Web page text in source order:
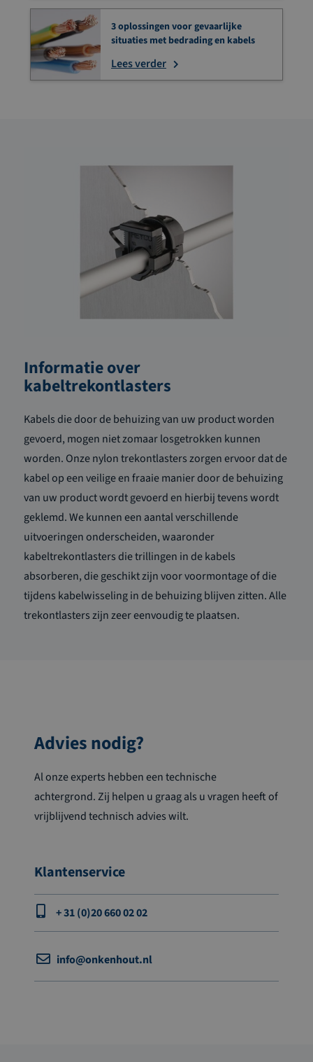
3 oplossingen voor gevaarlijke
situaties met bedrading en kabels
Lees verder
Informatie over
kabeltrekontlasters
Kabels die door de behuizing van uw product worden
gevoerd, mogen niet zomaar losgetrokken kunnen
worden. Onze nylon trekontlasters zorgen ervoor dat de
kabel op een veilige en fraaie manier door de behuizing
van uw product wordt gevoerd en hierbij tevens wordt
geklemd. We kunnen een aantal verschillende
uitvoeringen onderscheiden, waaronder
kabeltrekontlasters die trillingen in de kabels
absorberen, die geschikt zijn voor voormontage of die
tijdens kabelwisseling in de behuizing blijven zitten. Alle
trekontlasters zijn zeer eenvoudig te plaatsen.
Advies nodig?
Al onze experts hebben een technische
achtergrond. Zij helpen u graag als u vragen heeft of
vrijblijvend technisch advies wilt.
Klantenservice
+ 31 (0)20 660 02 02
info@onkenhout.nl